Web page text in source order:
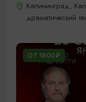
Калининград,
драматический
ОТ 1800₽